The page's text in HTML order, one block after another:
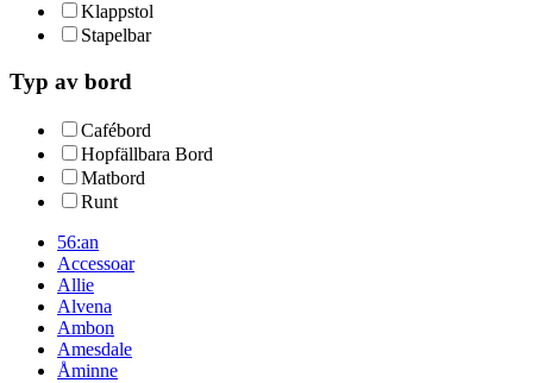
Klappstol
Stapelbar
Typ av bord
Cafébord
Hopfällbara Bord
Matbord
Runt
56:an
Accessoar
Allie
Alvena
Ambon
Amesdale
Åminne